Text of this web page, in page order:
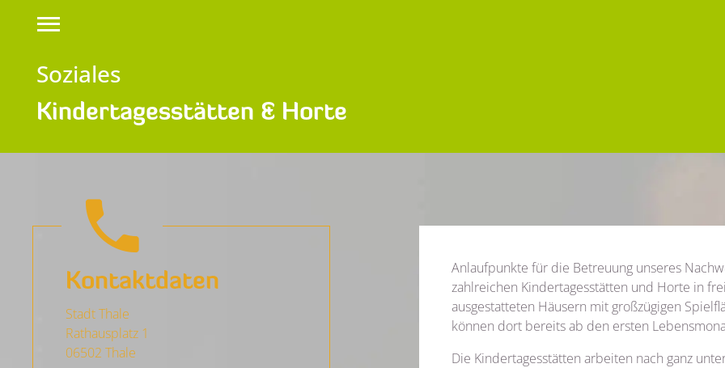
Soziales
Kindertagesstätten & Horte
Kontaktdaten
Stadt Thale
Rathausplatz 1
06502 Thale
Anlaufpunkte für die Betreuung unseres
zahlreichen Kindertagesstätten und Horte in
ausgestatteten Häusern mit großzügigen
können dort bereits ab den ersten
Die Kindertagesstätten arbeiten nach ganz